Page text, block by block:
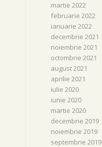
martie 2022
februarie 2022
ianuarie 2022
decembrie 2021
noiembrie 2021
octombrie 2021
august 2021
aprilie 2021
iulie 2020
iunie 2020
martie 2020
decembrie 2019
noiembrie 2019
septembrie 2019